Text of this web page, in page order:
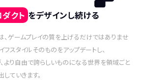
クト をデザインし続ける
ゲームプレイの質を上げるだけではありませ
フスタイルそのものをアップデートし、
より自由で誇らしいものになる世界を領域ごと
ていきます。